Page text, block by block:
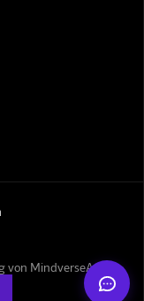
von MindverseAGBs